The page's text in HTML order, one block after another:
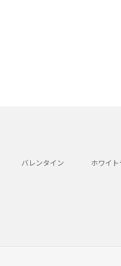
バレンタイン ホワイ